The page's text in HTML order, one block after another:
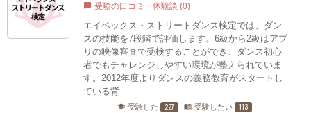
chat_bubble 受験の口コミ・体験談 (0)
エイベックス・ストリートダンス検定では、ダン
スの技能を7段階で評価します。6級から2級はアプ
リの映像審査で受検することができ、ダンス初心
者でもチャレンジしやすい環境が整えられていま
す。2012年度よりダンスの義務教育がスタートし
ている背...
school 受験した 227 menu_book 受験したい 113